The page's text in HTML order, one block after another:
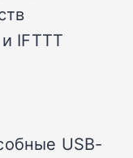
IFTTT
USB-